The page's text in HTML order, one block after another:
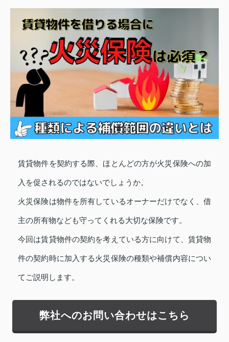
賃貸物件を契約する際、ほとんどの方が火災保険への加
入を促されるのではないでしょうか。
火災保険は物件を所有しているオーナーだけでなく、借
主の所有物なども守ってくれる大切な保険です。
今回は賃貸物件の契約を考えている方に向けて、賃貸物
件の契約時に加入する火災保険の種類や補償内容につい
てご説明します。
弊社へのお問い合わせはこちら